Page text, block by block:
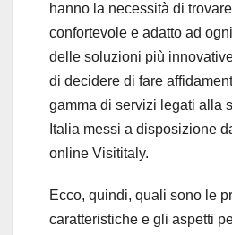
hanno la necessità di
confortevole e adatto ad
delle soluzioni più
di decidere di fare
gamma di servizi legati alla
Italia messi a disposizione
online Visititaly.
Ecco, quindi, quali sono le
caratteristiche e gli aspetti